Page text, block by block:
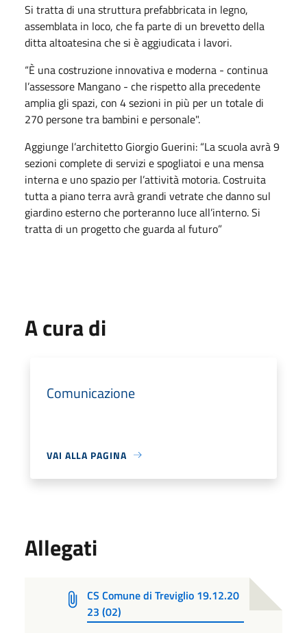
Si tratta di una struttura prefabbricata in legno,
assemblata in loco, che fa parte di un brevetto della
ditta altoatesina che si è aggiudicata i lavori.
“È una costruzione innovativa e moderna - continua
l’assessore Mangano - che rispetto alla precedente
amplia gli spazi, con 4 sezioni in più per un totale di
270 persone tra bambini e personale".
Aggiunge l’architetto Giorgio Guerini: “La scuola avrà 9
sezioni complete di servizi e spogliatoi e una mensa
interna e uno spazio per l’attività motoria. Costruita
tutta a piano terra avrà grandi vetrate che danno sul
giardino esterno che porteranno luce all’interno. Si
tratta di un progetto che guarda al futuro”
A cura di
Comunicazione
VAI ALLA PAGINA
Allegati
CS Comune di Treviglio 19.12.20
23 (02)